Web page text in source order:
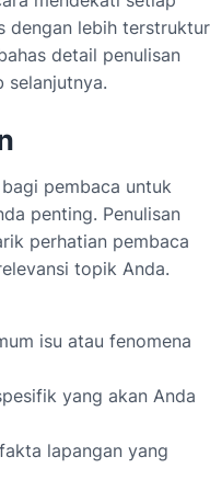
dengan lebih terstruktur
detail penulisan
selanjutnya.
pembaca untuk
penting. Penulisan
perhatian pembaca
topik Anda.
isu atau fenomena
yang akan Anda
lapangan yang